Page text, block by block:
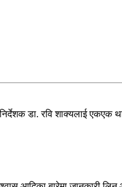
डा. रवि शाक्यलाई एकएक